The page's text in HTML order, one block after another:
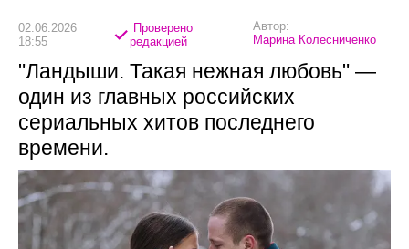
02.06.2026
18:55
Проверено
редакцией
Автор:
Марина Колесниченко
"Ландыши. Такая нежная любовь" —
один из главных российских
сериальных хитов последнего
времени.